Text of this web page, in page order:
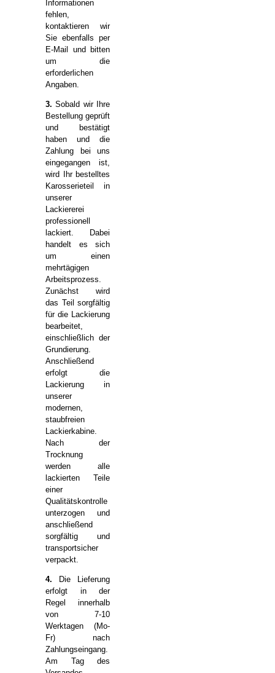
Informationen
fehlen,
kontaktieren wir
Sie ebenfalls per
E-Mail und bitten
um die
erforderlichen
Angaben.
3. Sobald wir Ihre
Bestellung geprüft
und bestätigt
haben und die
Zahlung bei uns
eingegangen ist,
wird Ihr bestelltes
Karosserieteil in
unserer
Lackiererei
professionell
lackiert. Dabei
handelt es sich
um einen
mehrtägigen
Arbeitsprozess.
Zunächst wird
das Teil sorgfältig
für die Lackierung
bearbeitet,
einschließlich der
Grundierung.
Anschließend
erfolgt die
Lackierung in
unserer
modernen,
staubfreien
Lackierkabine.
Nach der
Trocknung
werden alle
lackierten Teile
einer
Qualitätskontrolle
unterzogen und
anschließend
sorgfältig und
transportsicher
verpackt.
4. Die Lieferung
erfolgt in der
Regel innerhalb
von 7-10
Werktagen (Mo-
Fr) nach
Zahlungseingang.
Am Tag des